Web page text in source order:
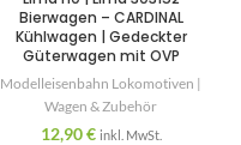
Bierwagen – CARDINAL
Kühlwagen | Gedeckter
Güterwagen mit OVP
Modelleisenbahn Lokomotiven |
Wagen & Zubehör
12,90€ inkl. MwSt.